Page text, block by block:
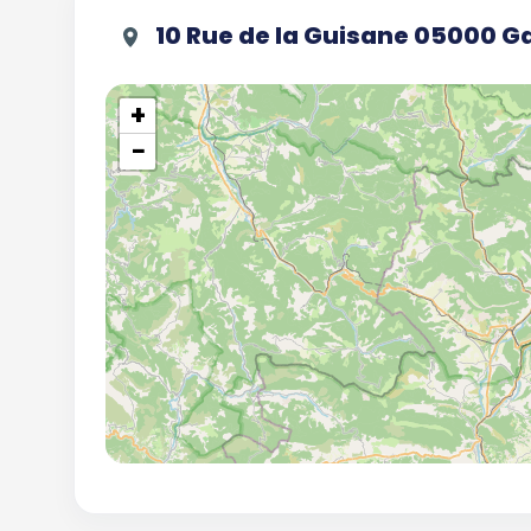
10 Rue de la Guisane 05000
+
−